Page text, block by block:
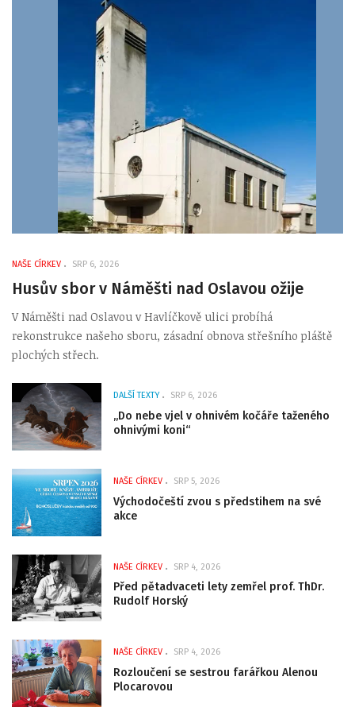
NAŠE CÍRKEV SRP 6, 2026
Husův sbor v Náměšti nad Oslavou ožije
V Náměšti nad Oslavou v Havlíčkově ulici probíhá
rekonstrukce našeho sboru, zásadní obnova střešního pláště
plochých střech.
DALŠÍ TEXTY SRP 6, 2026
„Do nebe vjel v ohnivém kočáře taženého
ohnivými koni“
NAŠE CÍRKEV SRP 5, 2026
Východočeští zvou s předstihem na své
akce
NAŠE CÍRKEV SRP 4, 2026
Před pětadvaceti lety zemřel prof. ThDr.
Rudolf Horský
NAŠE CÍRKEV SRP 4, 2026
Rozloučení se sestrou farářkou Alenou
Plocarovou